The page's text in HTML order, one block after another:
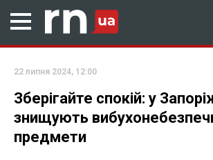
22 липня 2024, 12:00
Зберігайте спокій: у
знищують
предмети